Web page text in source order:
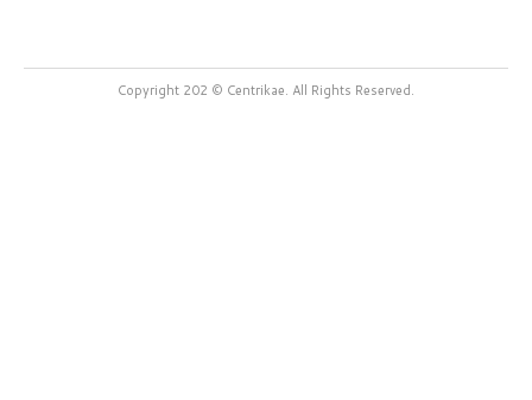
Copyright 202 © Centrikae. All Rights Reserved.